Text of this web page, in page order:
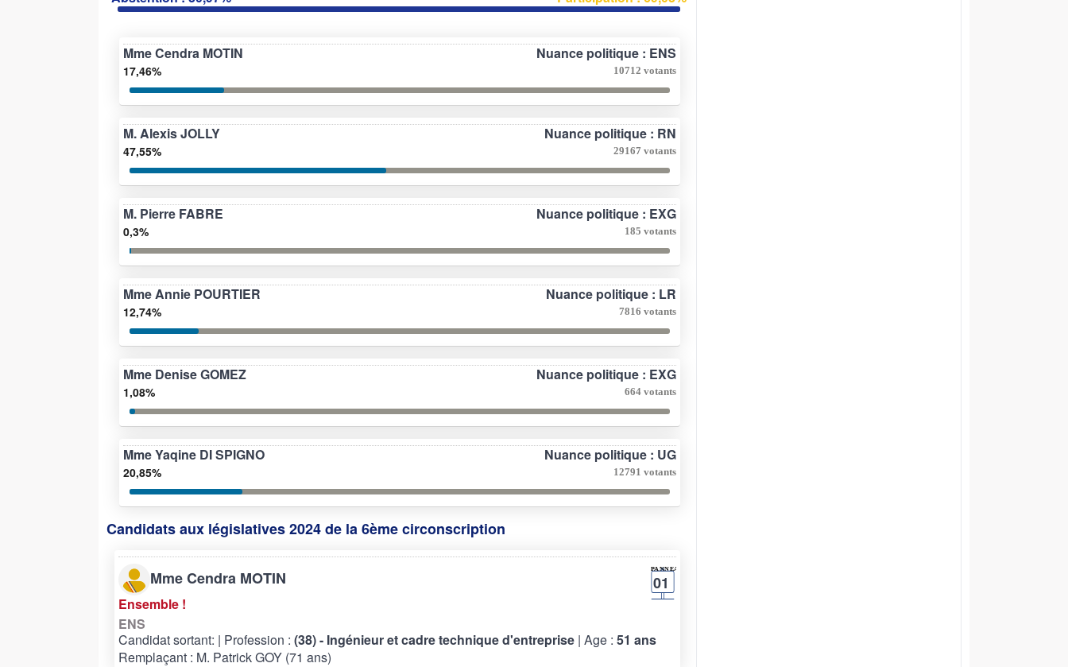
Mme Cendra MOTIN Nuance politique : ENS
17,46% 10712 votants
M. Alexis JOLLY Nuance politique : RN
47,55% 29167 votants
M. Pierre FABRE Nuance politique : EXG
0,3% 185 votants
Mme Annie POURTIER Nuance politique : LR
12,74% 7816 votants
Mme Denise GOMEZ Nuance politique : EXG
1,08% 664 votants
Mme Yaqine DI SPIGNO Nuance politique : UG
20,85% 12791 votants
Candidats aux législatives 2024 de la 6ème circonscription
Mme Cendra MOTIN 01
Ensemble !
ENS
Candidat sortant: | Profession : (38) - Ingénieur et cadre technique d'entreprise | Age : 51 ans
Remplaçant : M. Patrick GOY (71 ans)